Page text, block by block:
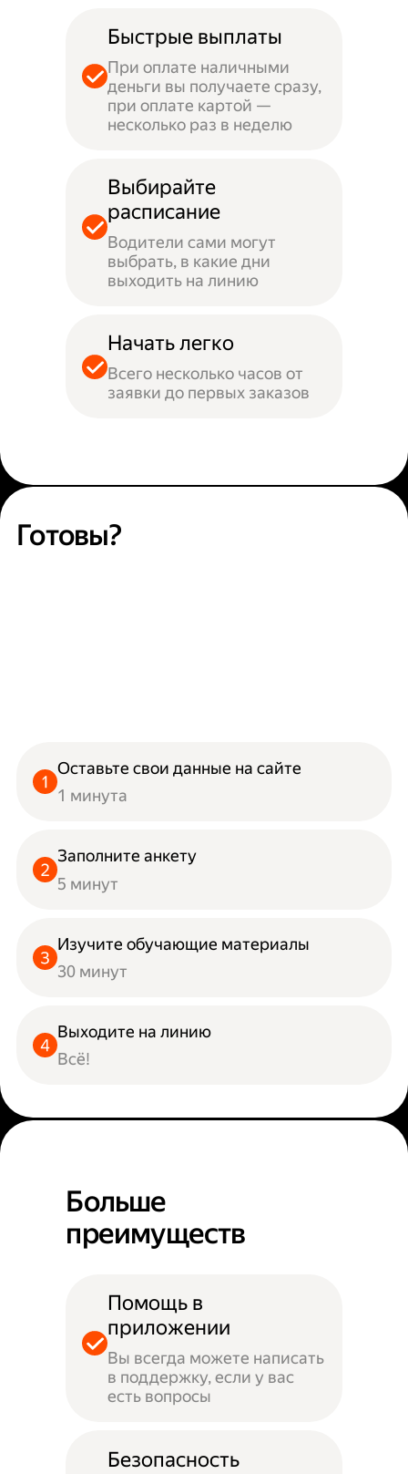
Быстрые выплаты
При оплате наличными
деньги вы получаете сразу,
при оплате картой —
несколько раз в неделю
Выбирайте
расписание
Водители сами могут
выбрать, в какие дни
выходить на линию
Начать легко
Всего несколько часов от
заявки до первых заказов
Готовы?
Оставьте свои данные на сайте
1 минута
Заполните анкету
5 минут
Изучите обучающие материалы
30 минут
Выходите на линию
Всё!
Больше
преимуществ
Помощь в
приложении
Вы всегда можете написать
в поддержку, если у вас
есть вопросы
Безопасность